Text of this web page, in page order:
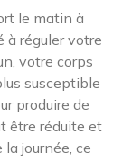
le matin à
à réguler votre
votre corps
susceptible
produire de
être réduite et
journée, ce